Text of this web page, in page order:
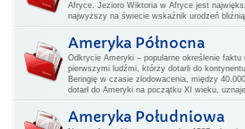
Afryce. Jezioro Wiktoria w Afryce jest
najwyższy na świecie wskaźnik urodzeń
Ameryka Północna
Odkrycie Ameryki – popularne określenie
pierwszymi ludźmi, którzy dotarli do
Beringię w czasie zlodowacenia, między
dotarł do Ameryki na początku XI wieku,
Ameryka Południowa